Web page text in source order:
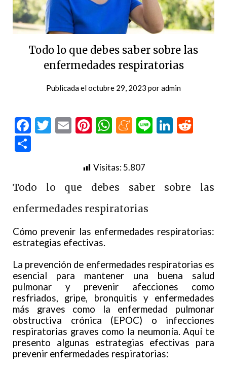
Todo lo que debes saber sobre las
enfermedades respiratorias
Publicada eloctubre 29, 2023 poradmin
Facebook
Twitter
EmailPinterest
WhatsApp
Meneame
Line
Visitas:5.807
Todo lo que debes saber sobre las
enfermedades respiratorias
Cómo prevenir las enfermedades respiratorias:
estrategias efectivas.
La prevención de enfermedades respiratorias es
esencial para mantener una buena salud
pulmonar y prevenir afecciones como
resfriados, gripe, bronquitis y enfermedades
más graves como la enfermedad pulmonar
obstructiva crónica (EPOC) o infecciones
respiratorias graves como la neumonía. Aquí te
presento algunas estrategias efectivas para
prevenir enfermedades respiratorias: